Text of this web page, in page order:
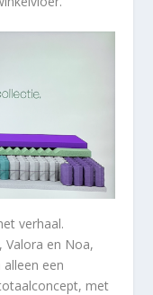
verhaal.
Valora en Noa,
een
met